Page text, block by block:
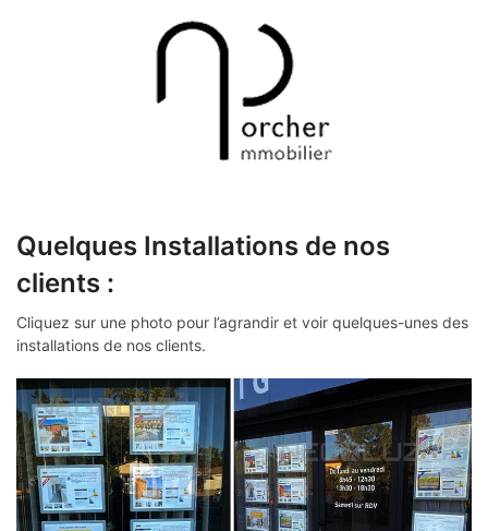
Quelques Installations de nos
clients :
Cliquez sur une photo pour l’agrandir et voir quelques-unes des
installations de nos clients.